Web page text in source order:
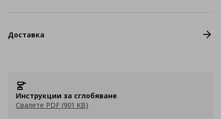
Доставка
Инструкции за сглобяване
Свалете PDF (901 KB)